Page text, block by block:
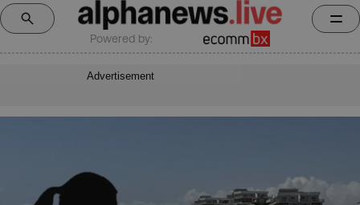
Powered by:
Advertisement